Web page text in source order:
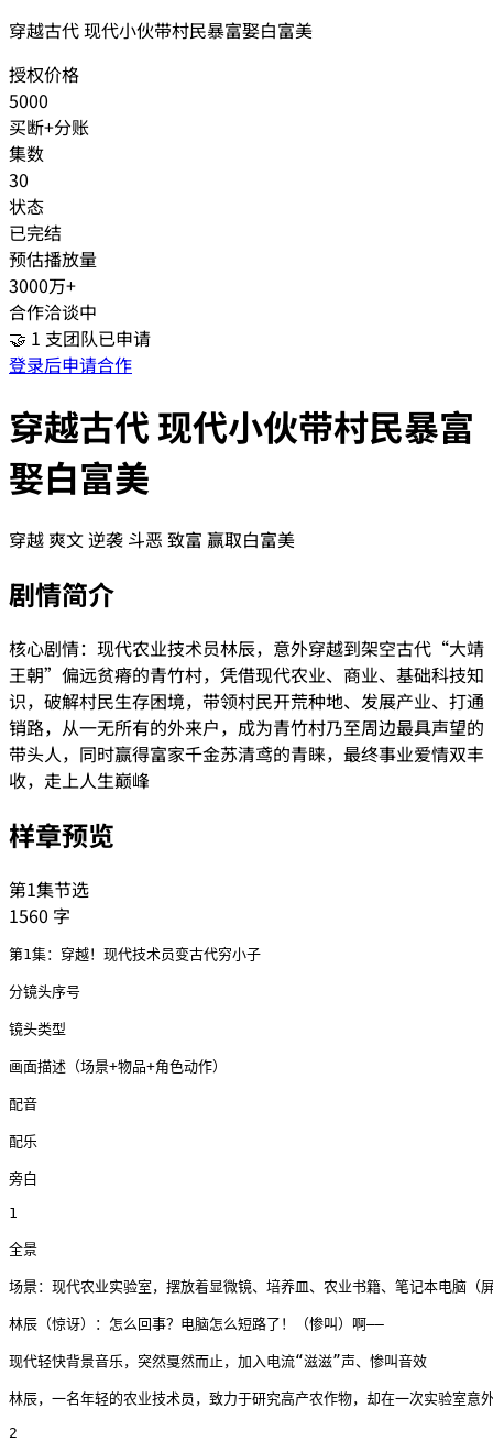
穿越古代 现代小伙带村民暴富娶白富美
授权价格
5000
买断+分账
集数
30
状态
已完结
预估播放量
3000万+
合作洽谈中
🤝 1 支团队已申请
登录后申请合作
穿越古代 现代小伙带村民暴富
娶白富美
穿越 爽文 逆袭 斗恶 致富 赢取白富美
剧情简介
核心剧情：现代农业技术员林辰，意外穿越到架空古代“大靖
王朝”偏远贫瘠的青竹村，凭借现代农业、商业、基础科技知
识，破解村民生存困境，带领村民开荒种地、发展产业、打通
销路，从一无所有的外来户，成为青竹村乃至周边最具声望的
带头人，同时赢得富家千金苏清鸢的青睐，最终事业爱情双丰
收，走上人生巅峰
样章预览
第1集节选
1560 字
第1集：穿越！现代技术员变古代穷小子
分镜头序号
镜头类型
画面描述（场景+物品+角色动作）
配音
配乐
旁白
1
全景
场景：现代农业实验室，摆放着显微镜、培养皿、农业书籍、笔记本电脑
林辰（惊讶）：怎么回事？电脑怎么短路了！（惨叫）啊——
现代轻快背景音乐，突然戛然而止，加入电流“滋滋”声、惨叫音效
林辰，一名年轻的农业技术员，致力于研究高产农作物，却在一次实验室意
2